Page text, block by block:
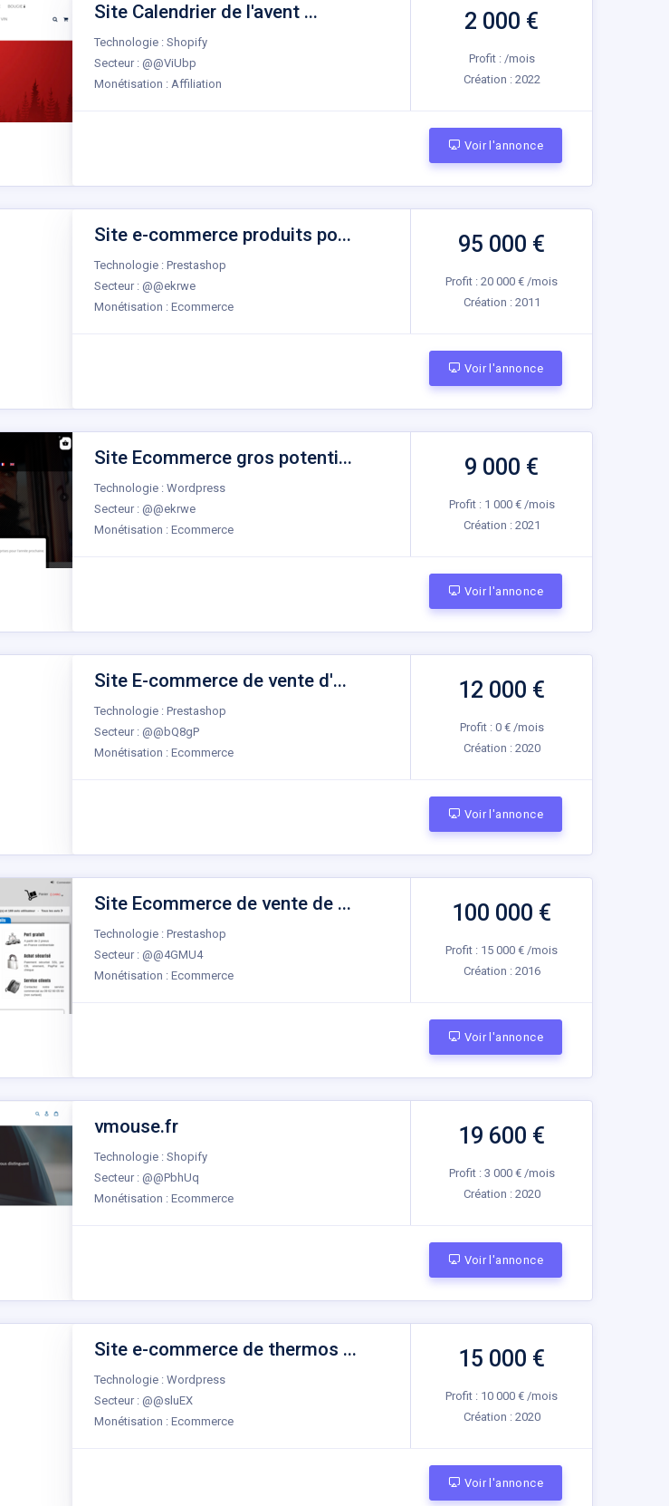
Site Calendrier de l'avent ...
Technologie : Shopify
Secteur : @@ViUbp
Monétisation : Affiliation
2 000 €
Profit : /mois
Création : 2022
Voir l'annonce
Site e-commerce produits po...
Technologie : Prestashop
Secteur : @@ekrwe
Monétisation : Ecommerce
95 000 €
Profit : 20 000 € /mois
Création : 2011
Voir l'annonce
Site Ecommerce gros potenti...
Technologie : Wordpress
Secteur : @@ekrwe
Monétisation : Ecommerce
9 000 €
Profit : 1 000 € /mois
Création : 2021
Voir l'annonce
Site E-commerce de vente d'...
Technologie : Prestashop
Secteur : @@bQ8gP
Monétisation : Ecommerce
12 000 €
Profit : 0 € /mois
Création : 2020
Voir l'annonce
Site Ecommerce de vente de ...
Technologie : Prestashop
Secteur : @@4GMU4
Monétisation : Ecommerce
100 000 €
Profit : 15 000 € /mois
Création : 2016
Voir l'annonce
vmouse.fr
Technologie : Shopify
Secteur : @@PbhUq
Monétisation : Ecommerce
19 600 €
Profit : 3 000 € /mois
Création : 2020
Voir l'annonce
Site e-commerce de thermos ...
Technologie : Wordpress
Secteur : @@sluEX
Monétisation : Ecommerce
15 000 €
Profit : 10 000 € /mois
Création : 2020
Voir l'annonce